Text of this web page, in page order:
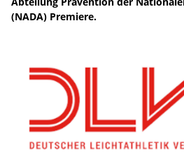
(NADA) Premiere.